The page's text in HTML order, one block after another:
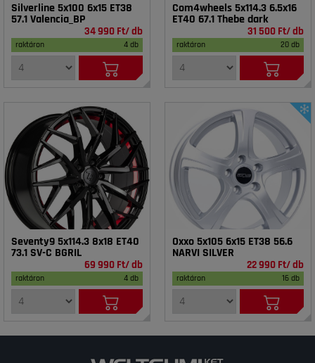
Silverline 5x100 6x15 ET38
57.1 Valencia_BP
34 990 Ft/ db
raktáron 4 db
Com4wheels 5x114.3 6.5x16
ET40 67.1 Thebe dark
31 500 Ft/ db
raktáron 20 db
Seventy9 5x114.3 8x18 ET40
73.1 SV-C BGRIL
69 990 Ft/ db
raktáron 4 db
Oxxo 5x105 6x15 ET38 56.6
NARVI SILVER
22 990 Ft/ db
raktáron 16 db